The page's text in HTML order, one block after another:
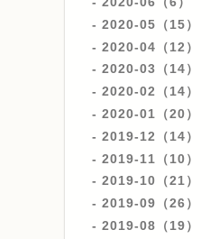
2020-05（15）
2020-04（12）
2020-03（14）
2020-02（14）
2020-01（20）
2019-12（14）
2019-11（10）
2019-10（21）
2019-09（26）
2019-08（19）